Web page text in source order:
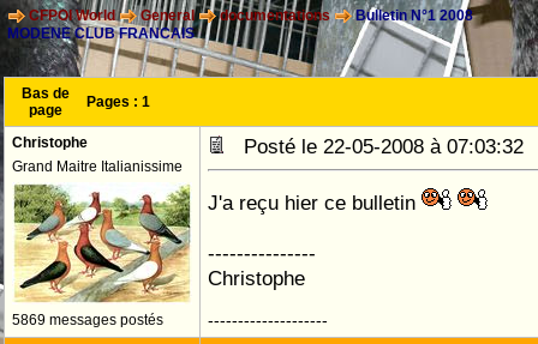
CFPOI World General documentations
Bulletin N°1 2008
MODENE CLUB FRANCAIS
Bas de
page
Pages : 1
Christophe
Grand Maitre Italianissime
5869 messages postés
Posté le 22-05-2008 à
J'a reçu hier ce bulletin
---------------
Christophe
--------------------